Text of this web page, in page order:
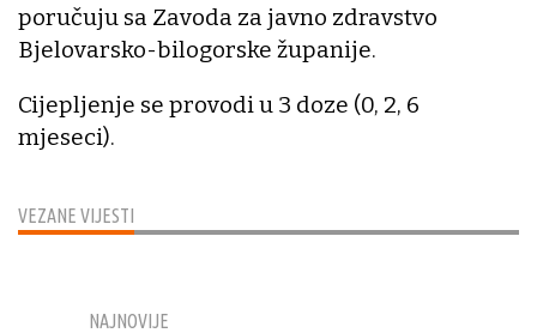
VEZANE VIJESTI
poručuju sa Zavoda za javno zdravstvo
Bjelovarsko-bilogorske županije.
Cijepljenje se provodi u 3 doze (0, 2, 6
mjeseci).
NAJNOVIJE